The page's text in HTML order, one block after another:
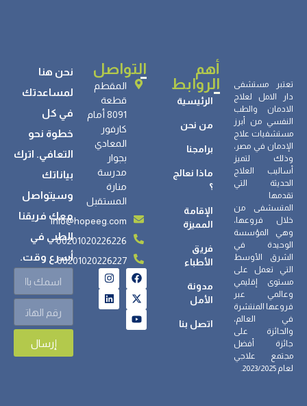
تعتبر مستشفى
دار الامل لعلاج
الادمان والطب
النفسي من أبرز
مستشفيات علاج
الإدمان في مصر،
وذلك لتميز
أساليب العلاج
الحديثة التي
تقدمها
المتسشفى من
خلال فروعها،
وهي المؤسسة
الوحيدة في
الشرق الأوسط
التي تعمل على
مستوى إقليمي
وعالمي عبر
فروعها المنتشرة
في العالم،
والحائزة على
جائزة أفضل
مجتمع علاجي
لعام 2023/2025.
أهم
الروابط
الرئيسية
من نحن
برامجنا
ماذا نعالج
؟
الإقامة
المميزة
فريق
الأطباء
مدونة
الأمل
اتصل بنا
التواصل
المقطم
قطعة
8091 أمام
كارفور
المعادي
بجوار
مدرسة
منارة
المستقبل
info@hopeeg.com
00201020226226
00201020226227
نحن هنا
لمساعدتك
في كل
خطوة نحو
التعافي. اترك
بياناتك
وسيتواصل
معك فريقنا
الطبي في
أسرع وقت.
إرسال